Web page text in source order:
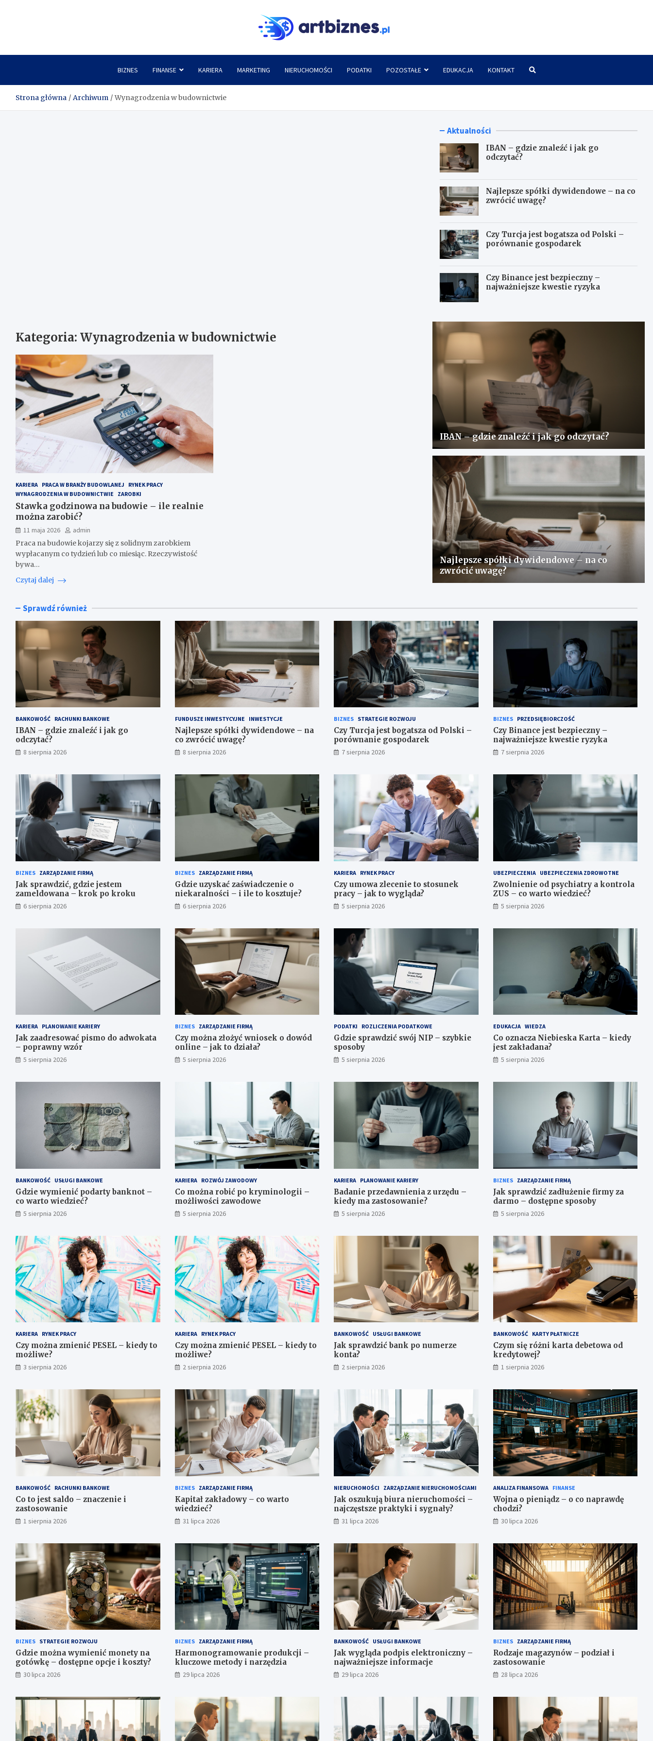
BIZNES FINANSE KARIERA MARKETING NIERUCHOMOŚCI PODATKI POZOSTAŁE EDUKACJA KONTAKT
Strona główna Archiwum Wynagrodzenia w budownictwie
Kategoria: Wynagrodzenia w budownictwie
KARIERA PRACA W BRANŻY BUDOWLANEJ
RYNEK PRACY
WYNAGRODZENIA W BUDOWNICTWIE
ZAROBKI
Stawka godzinowa na budowie – ile realnie
można zarobić?
11 maja 2026
admin
Praca na budowie kojarzy się z solidnym zarobkiem
wypłacanym co tydzień lub co miesiąc. Rzeczywistość
bywa…
Czytaj dalej
Aktualności
IBAN – gdzie znaleźć i jak go
odczytać?
Najlepsze spółki dywidendowe – na co
zwrócić uwagę?
Czy Turcja jest bogatsza od Polski –
porównanie gospodarek
Czy Binance jest bezpieczny –
najważniejsze kwestie ryzyka
IBAN – gdzie znaleźć i jak go odczytać?
Najlepsze spółki dywidendowe – na co
zwrócić uwagę?
Sprawdź również
BANKOWOŚĆ RACHUNKI BANKOWE
IBAN – gdzie znaleźć i jak go
odczytać?
8 sierpnia 2026
FUNDUSZE INWESTYCYJNE INWESTYCJE
Najlepsze spółki dywidendowe – na
co zwrócić uwagę?
8 sierpnia 2026
BIZNES STRATEGIE ROZWOJU
Czy Turcja jest bogatsza od Polski –
porównanie gospodarek
7 sierpnia 2026
BIZNES PRZEDSIĘBIORCZOŚĆ
Czy Binance jest bezpieczny –
najważniejsze kwestie ryzyka
7 sierpnia 2026
BIZNES ZARZĄDZANIE FIRMĄ
Jak sprawdzić, gdzie jestem
zameldowana – krok po kroku
6 sierpnia 2026
BIZNES ZARZĄDZANIE FIRMĄ
Gdzie uzyskać zaświadczenie o
niekaralności – i ile to kosztuje?
6 sierpnia 2026
KARIERA RYNEK PRACY
Czy umowa zlecenie to stosunek
pracy – jak to wygląda?
5 sierpnia 2026
UBEZPIECZENIA UBEZPIECZENIA ZDROWOTNE
Zwolnienie od psychiatry a kontrola
ZUS – co warto wiedzieć?
5 sierpnia 2026
KARIERA PLANOWANIE KARIERY
Jak zaadresować pismo do adwokata
– poprawny wzór
5 sierpnia 2026
BIZNES ZARZĄDZANIE FIRMĄ
Czy można złożyć wniosek o dowód
online – jak to działa?
5 sierpnia 2026
PODATKI ROZLICZENIA PODATKOWE
Gdzie sprawdzić swój NIP – szybkie
sposoby
5 sierpnia 2026
EDUKACJA WIEDZA
Co oznacza Niebieska Karta – kiedy
jest zakładana?
5 sierpnia 2026
BANKOWOŚĆ USŁUGI BANKOWE
Gdzie wymienić podarty banknot –
co warto wiedzieć?
5 sierpnia 2026
KARIERA ROZWÓJ ZAWODOWY
Co można robić po kryminologii –
możliwości zawodowe
5 sierpnia 2026
KARIERA PLANOWANIE KARIERY
Badanie przedawnienia z urzędu –
kiedy ma zastosowanie?
5 sierpnia 2026
BIZNES ZARZĄDZANIE FIRMĄ
Jak sprawdzić zadłużenie firmy za
darmo – dostępne sposoby
5 sierpnia 2026
KARIERA RYNEK PRACY
Czy można zmienić PESEL – kiedy to
możliwe?
3 sierpnia 2026
KARIERA RYNEK PRACY
Czy można zmienić PESEL – kiedy to
możliwe?
2 sierpnia 2026
BANKOWOŚĆ USŁUGI BANKOWE
Jak sprawdzić bank po numerze
konta?
2 sierpnia 2026
BANKOWOŚĆ KARTY PŁATNICZE
Czym się różni karta debetowa od
kredytowej?
1 sierpnia 2026
BANKOWOŚĆ RACHUNKI BANKOWE
Co to jest saldo – znaczenie i
zastosowanie
1 sierpnia 2026
BIZNES ZARZĄDZANIE FIRMĄ
Kapitał zakładowy – co warto
wiedzieć?
31 lipca 2026
NIERUCHOMOŚCI ZARZĄDZANIE NIERUCHOMOŚCIAMI
Jak oszukują biura nieruchomości –
najczęstsze praktyki i sygnały?
31 lipca 2026
ANALIZA FINANSOWA FINANSE
Wojna o pieniądz – o co naprawdę
chodzi?
30 lipca 2026
BIZNES STRATEGIE ROZWOJU
Gdzie można wymienić monety na
gotówkę – dostępne opcje i koszty?
30 lipca 2026
BIZNES ZARZĄDZANIE FIRMĄ
Harmonogramowanie produkcji –
kluczowe metody i narzędzia
29 lipca 2026
BANKOWOŚĆ USŁUGI BANKOWE
Jak wygląda podpis elektroniczny –
najważniejsze informacje
29 lipca 2026
BIZNES ZARZĄDZANIE FIRMĄ
Rodzaje magazynów – podział i
zastosowanie
28 lipca 2026